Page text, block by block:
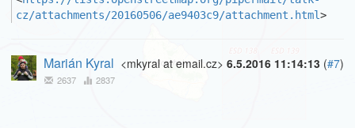
cz/attachments/20160506/ae9403c9/attachment.html>
6.5.2016 11:14:13 (#7)
Marián Kyral <mkyral at email.cz>
2637 2837